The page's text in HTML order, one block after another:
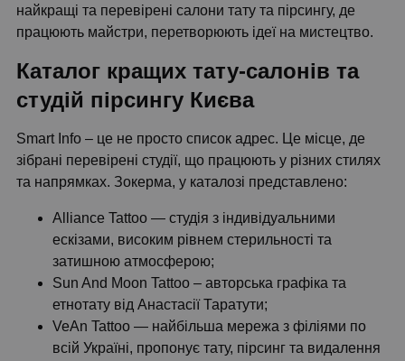
найкращі та перевірені салони тату та пірсингу, де
працюють майстри, перетворюють ідеї на мистецтво.
Каталог кращих тату-салонів та
студій пірсингу Києва
Smart Info – це не просто список адрес. Це місце, де
зібрані перевірені студії, що працюють у різних стилях
та напрямках. Зокерма, у каталозі представлено:
Alliance Tattoo — студія з індивідуальними
ескізами, високим рівнем стерильності та
затишною атмосферою;
Sun And Moon Tattoo – авторська графіка та
етнотату від Анастасії Таратути;
VeAn Tattoo — найбільша мережа з філіями по
всій Україні, пропонує тату, пірсинг та видалення